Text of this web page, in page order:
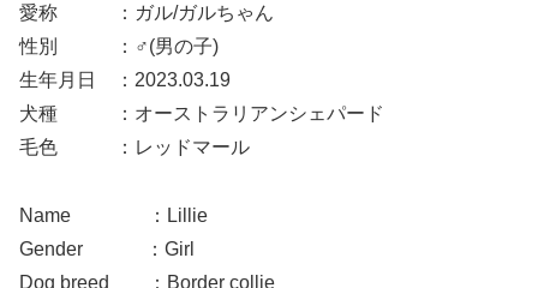
愛称 ：ガル/ガルちゃん
性別 ：♂(男の子)
生年月日 ：2023.03.19
犬種 ：オーストラリアンシェパード
毛色 ：レッドマール
Name ：Lillie
Gender ：Girl
Dog breed ：Border collie